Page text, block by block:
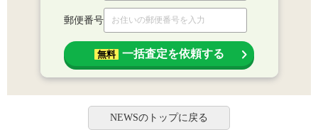
郵便番号
無料 一括査定を依頼する
NEWSのトップに戻る